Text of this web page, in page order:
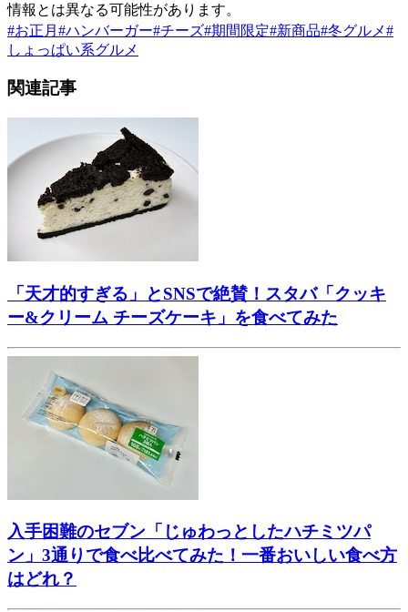
情報とは異なる可能性があります。
#お正月 #ハンバーガー#チーズ#期間限定#新商品#冬グルメ#
しょっぱい系グルメ
関連記事
「天才的すぎる」とSNSで絶賛！スタバ「クッキ
ー&クリーム チーズケーキ」を食べてみた
入手困難のセブン「じゅわっとしたハチミツパ
ン」3通りで食べ比べてみた！一番おいしい食べ方
はどれ？